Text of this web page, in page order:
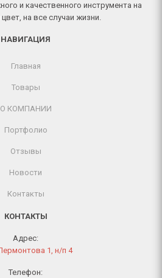
и качественного инструмента на
на все случаи жизни.
НАВИГАЦИЯ
Главная
Товары
О КОМПАНИИ
Портфолио
Отзывы
Новости
Контакты
КОНТАКТЫ
Адрес:
1, н/п 4
Телефон: